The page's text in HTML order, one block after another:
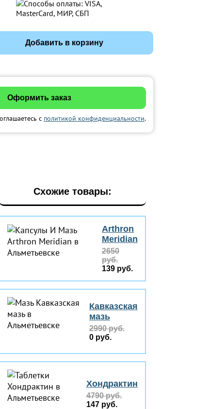
Добавить в корзину
с политикой конфиденциальности.
Схожие товары:
Arthron
Meridian
2650
руб.
139 руб.
Кавказская
мазь
2990 руб.
0 руб.
Хондрактин
4790 руб.
147 руб.